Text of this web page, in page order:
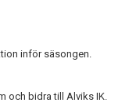
inför säsongen.
och bidra till Alviks IK.